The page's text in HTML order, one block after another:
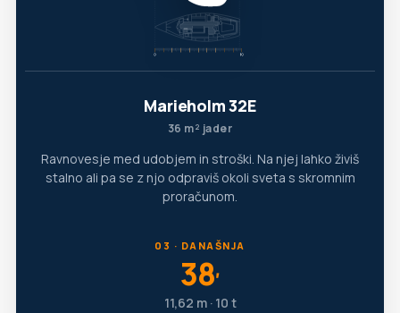
Marieholm 32E
36 m² jader
Ravnovesje med udobjem in stroški. Na njej lahko živiš
stalno ali pa se z njo odpraviš okoli sveta s skromnim
proračunom.
03 · DANAŠNJA
38′
11,62 m · 10 t